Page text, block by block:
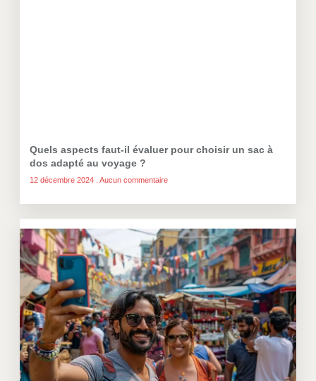
Quels aspects faut-il évaluer pour choisir un sac à
dos adapté au voyage ?
12 décembre 2024 Aucun commentaire